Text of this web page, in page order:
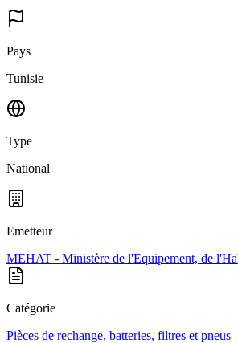
Pays
Tunisie
Type
National
Emetteur
MEHAT - Ministère de l'Equipement, de
Catégorie
Pièces de rechange, batteries, filtres et pneus